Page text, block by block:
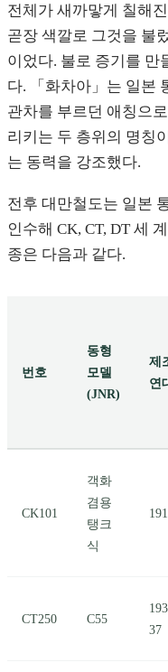
전체가 새까맣게 칠해
곧장 색깔로 그것을 불
이었다. 불로 증기를 만
다. 「화차아」는 일본
관차를 부르던 애칭으
리키는 두 층위의 명칭
는 동력을 강조했다.
전후 대만철도는 일본
인수해 CK, CT, DT 세
종은 다음과 같다.
번호
동형
모델
(JNR)
제
연
CK101
객화
겸용
탱크
식
CT250 C55
37